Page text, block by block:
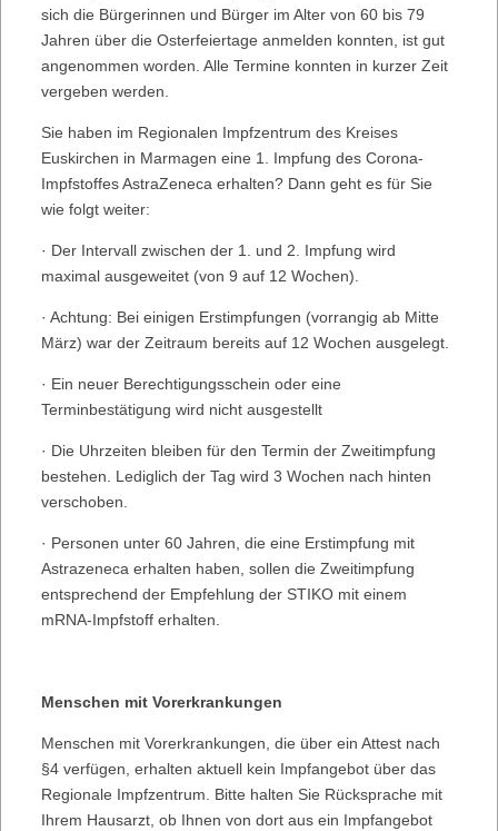
sich die Bürgerinnen und Bürger im Alter von 60 bis 79
Jahren über die Osterfeiertage anmelden konnten, ist gut
angenommen worden. Alle Termine konnten in kurzer Zeit
vergeben werden.
Sie haben im Regionalen Impfzentrum des Kreises
Euskirchen in Marmagen eine 1. Impfung des Corona-
Impfstoffes AstraZeneca erhalten? Dann geht es für Sie
wie folgt weiter:
· Der Intervall zwischen der 1. und 2. Impfung wird
maximal ausgeweitet (von 9 auf 12 Wochen).
· Achtung: Bei einigen Erstimpfungen (vorrangig ab Mitte
März) war der Zeitraum bereits auf 12 Wochen ausgelegt.
· Ein neuer Berechtigungsschein oder eine
Terminbestätigung wird nicht ausgestellt
· Die Uhrzeiten bleiben für den Termin der Zweitimpfung
bestehen. Lediglich der Tag wird 3 Wochen nach hinten
verschoben.
· Personen unter 60 Jahren, die eine Erstimpfung mit
Astrazeneca erhalten haben, sollen die Zweitimpfung
entsprechend der Empfehlung der STIKO mit einem
mRNA-Impfstoff erhalten.
Menschen mit Vorerkrankungen
Menschen mit Vorerkrankungen, die über ein Attest nach
§4 verfügen, erhalten aktuell kein Impfangebot über das
Regionale Impfzentrum. Bitte halten Sie Rücksprache mit
Ihrem Hausarzt, ob Ihnen von dort aus ein Impfangebot